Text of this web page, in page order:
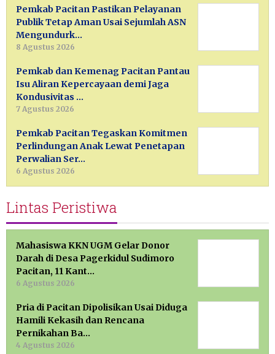
Pemkab Pacitan Pastikan Pelayanan
Publik Tetap Aman Usai Sejumlah ASN
Mengundurk…
8 Agustus 2026
Pemkab dan Kemenag Pacitan Pantau
Isu Aliran Kepercayaan demi Jaga
Kondusivitas …
7 Agustus 2026
Pemkab Pacitan Tegaskan Komitmen
Perlindungan Anak Lewat Penetapan
Perwalian Ser…
6 Agustus 2026
Lintas Peristiwa
Mahasiswa KKN UGM Gelar Donor
Darah di Desa Pagerkidul Sudimoro
Pacitan, 11 Kant…
6 Agustus 2026
Pria di Pacitan Dipolisikan Usai Diduga
Hamili Kekasih dan Rencana
Pernikahan Ba…
4 Agustus 2026